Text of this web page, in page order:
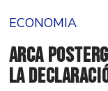
ECONOMIA
ARCA
la